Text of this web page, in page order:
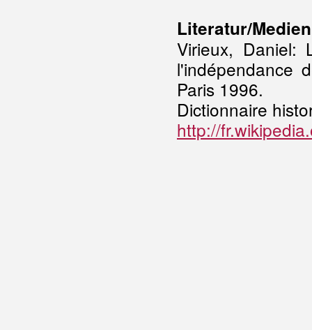
Literatur/Medien
Virieux,
l'indépendance
Paris 1996.
Dictionnaire
http://